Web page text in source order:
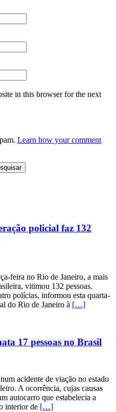
in this browser for the next
Learn how your comment
policial faz 132
feira no Rio de Janeiro, a mais
vitimou 132 pessoas.
polícias, informou esta quarta-
do Rio de Janeiro à […]
17 pessoas no Brasil
acidente de viação no estado
A ocorrência, cujas causas
autocarro que estabelecia a
interior de […]